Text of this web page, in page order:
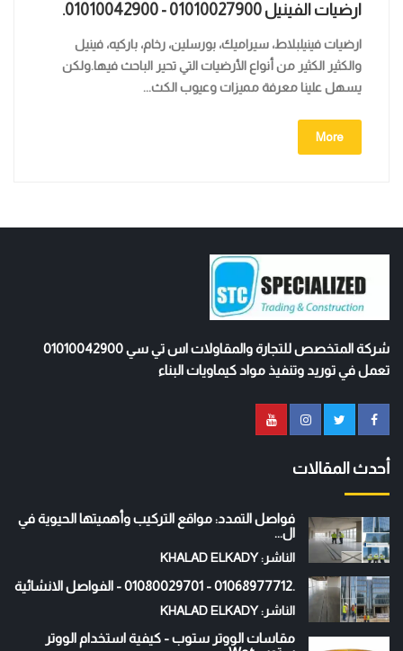
ارضيات الفينيل 01010027900 - 01010042900.
ارضيات فينيلبلاط، سيراميك، بورسلين، رخام، باركيه، فينيل
والكثير الكثير من أنواع الأرضيات التي تحير الباحث فيها.ولكن
يسهل علينا معرفة مميزات وعيوب الكث...
More
شركة المتخصص للتجارة والمقاولات اس تي سي 01010042900
تعمل في توريد وتنفيذ مواد كيماويات البناء
أحدث المقالات
فواصل التمدد: مواقع التركيب وأهميتها الحيوية في
ال...
الناشر: KHALAD ELKADY
.01068977712 - 01080029701 - الفواصل الانشائية
الناشر: KHALAD ELKADY
مقاسات الووتر ستوب - كيفية استخدام الووتر